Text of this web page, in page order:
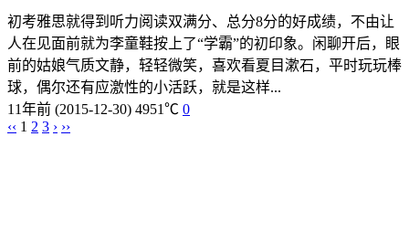
初考雅思就得到听力阅读双满分、总分8分的好成绩，不由让
人在见面前就为李童鞋按上了“学霸”的初印象。闲聊开后，眼
前的姑娘气质文静，轻轻微笑，喜欢看夏目漱石，平时玩玩棒
球，偶尔还有应激性的小活跃，就是这样...
11年前 (2015-12-30) 4951℃ 0
‹‹ 1 2 3 › ››